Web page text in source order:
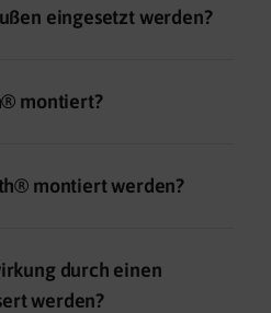
eingesetzt werden?
montiert?
montiert werden?
durch einen
werden?